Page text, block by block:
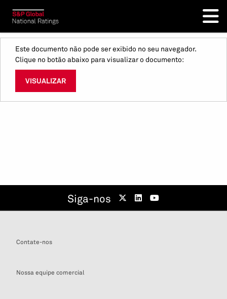
Este documento não pode ser exibido no seu navegador.
Clique no botão abaixo para visualizar o documento:
VISUALIZAR
Siga-nos
Contate-nos
Nossa equipe comercial